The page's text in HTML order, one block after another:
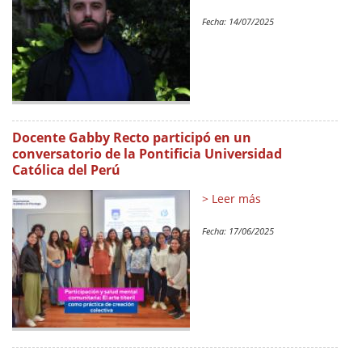
Fecha: 14/07/2025
Docente Gabby Recto participó en un
conversatorio de la Pontificia Universidad
Católica del Perú
> Leer más
Fecha: 17/06/2025